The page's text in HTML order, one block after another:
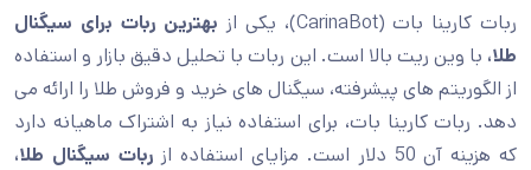
ربات کارینا بات (CarinaBot)، یکی از
بهترین ربات برای سیگنال
طلا، با وین ریت بالا است. این ربات با تحلیل دقیق بازار و استفاده
از الگوریتم های پیشرفته، سیگنال های خرید و فروش طلا را ارائه می
دهد. ربات کارینا بات، برای استفاده نیاز به اشتراک ماهیانه دارد
که هزینه آن 50 دلار است. مزایای استفاده از
ربات سیگنال طلا،